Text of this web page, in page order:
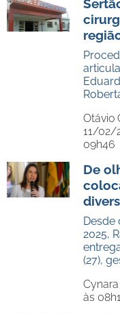
Otávio
11/02/
09h46
De
Desde
2025,
(27),
às